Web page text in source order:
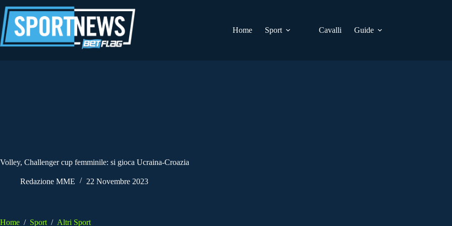
al
contenuto
Home
Sport Cavalli Guide
Volley, Challenger cup femminile: si gioca Ucraina-Croazia
Redazione MME 22 Novembre 2023
Home / Sport / Altri Sport